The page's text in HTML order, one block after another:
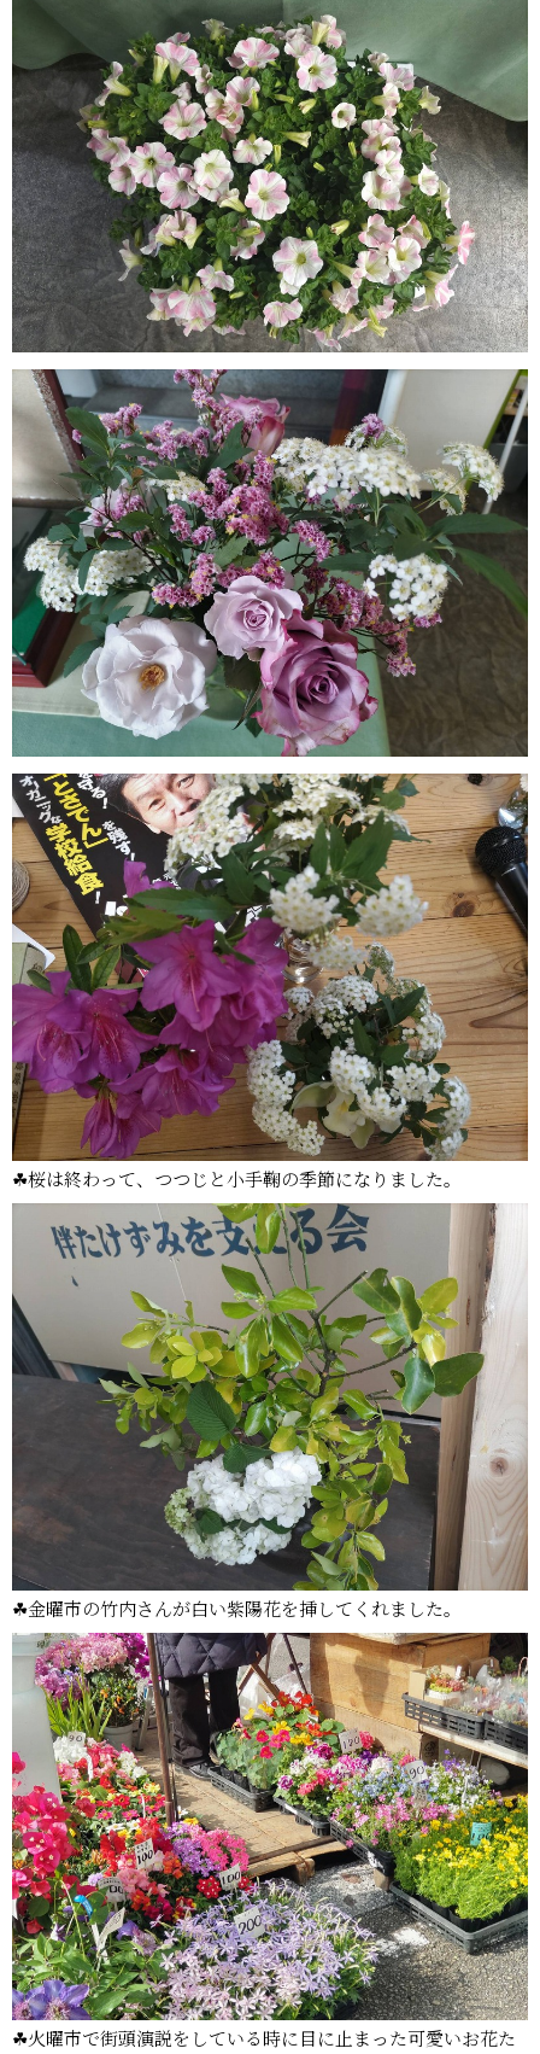
☘桜は終わって、つつじと小手鞠の季節になりました。
☘金曜市の竹内さんが白い紫陽花を挿してくれました。
☘火曜市で街頭演説をしている時に目に止まった可愛いお花た